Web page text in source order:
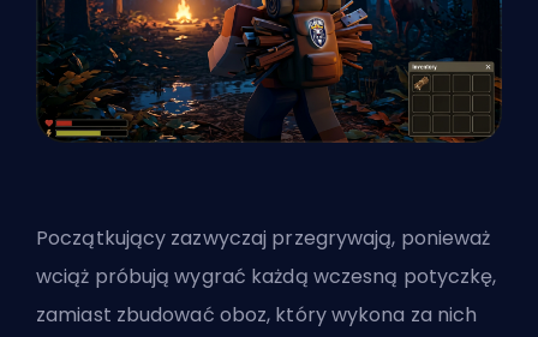
Początkujący zazwyczaj przegrywają, ponieważ
wciąż próbują wygrać każdą wczesną potyczkę,
zamiast zbudować oboz, który wykona za nich